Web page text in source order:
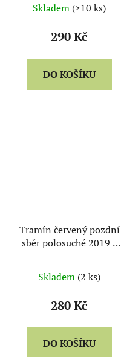
Skladem (>10 ks)
290 Kč
DO KOŠÍKU
Tramín červený pozdní
sběr polosuché 2019 -
Skladem (2 ks)
280 Kč
DO KOŠÍKU